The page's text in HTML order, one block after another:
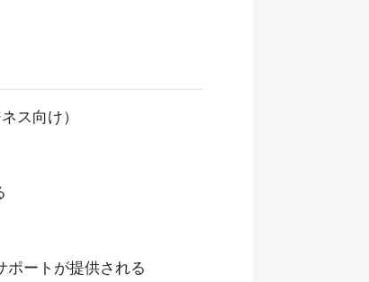
ス向け）
ートが提供される